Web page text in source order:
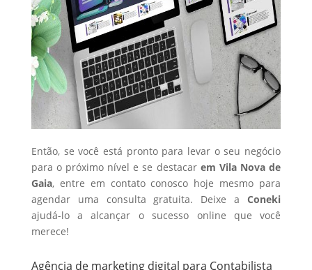
Então, se você está pronto para levar o seu negócio
para o próximo nível e se destacar em Vila Nova de
Gaia, entre em contato conosco hoje mesmo para
agendar uma consulta gratuita. Deixe aConeki
ajudá-lo a alcançar o sucesso online que você
merece!
Agência de marketing digital para Contabilista